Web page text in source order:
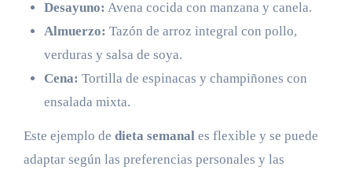
Desayuno: Avena cocida con manzana y canela.
Almuerzo: Tazón de arroz integral con pollo,
verduras y salsa de soya.
Cena: Tortilla de espinacas y champiñones con
ensalada mixta.
Este ejemplo de dieta semanales flexible y se puede
adaptar según las preferencias personales y las